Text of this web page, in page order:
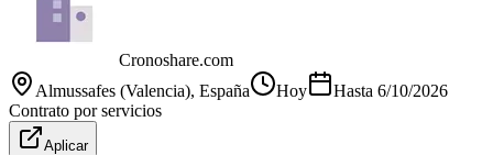
Cronoshare.com
Almussafes (Valencia), España Hoy Hasta 6/10/2026
Contrato por servicios
Aplicar